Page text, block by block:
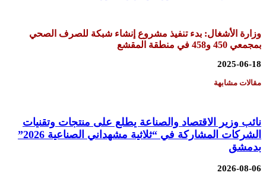
وزارة الأشغال: بدء تنفيذ مشروع إنشاء شبكة للصرف الصحي
بمجمعي 450 و458 في منطقة المقشع
2025-06-18
مقالات مشابهة
نائب وزير الاقتصاد والصناعة يطلع على منتجات وتقنيات
الشركات المشاركة في “ثلاثية مشهداني الصناعية 2026”
بدمشق
2026-08-06